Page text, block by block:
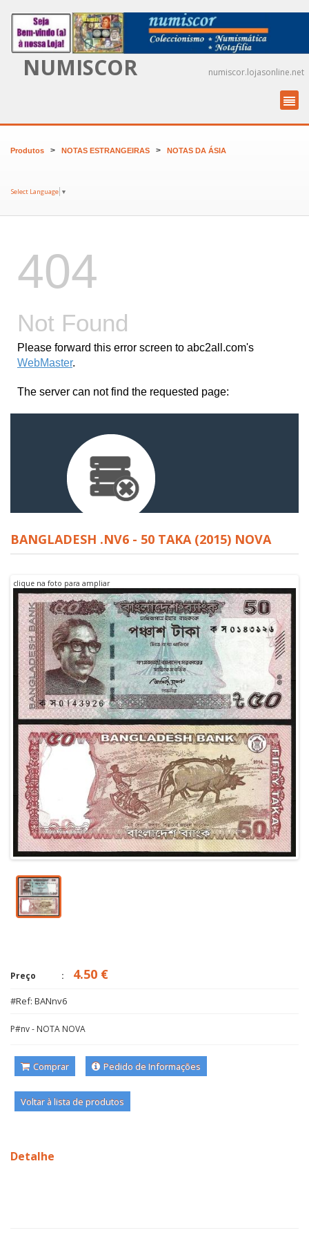
NUMISCOR numiscor.lojasonline.net
Produtos > NOTAS ESTRANGEIRAS > NOTAS DA ÁSIA
Select Language ▼
BANGLADESH .NV6 - 50 TAKA (2015) NOVA
clique na foto para ampliar
Preço 4.50 €
#Ref: BANnv6
P#nv - NOTA NOVA
Comprar Pedido de Informações
Voltar à lista de produtos
Detalhe